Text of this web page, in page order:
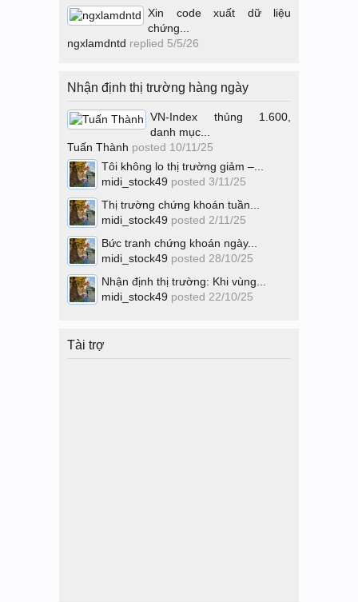
Xin code xuất dữ liệu
chứng...
ngxlamdntd replied 5/5/26
Nhận định thị trường hàng ngày
VN-Index thủng 1.600,
danh mục...
Tuấn Thành posted 10/11/25
Tôi không lo thị trường giảm –...
midi_stock49 posted 3/11/25
Thị trường chứng khoán tuần...
midi_stock49 posted 2/11/25
Bức tranh chứng khoán ngày...
midi_stock49 posted 28/10/25
Nhận định thị trường: Khi vùng...
midi_stock49 posted 22/10/25
Tài trợ